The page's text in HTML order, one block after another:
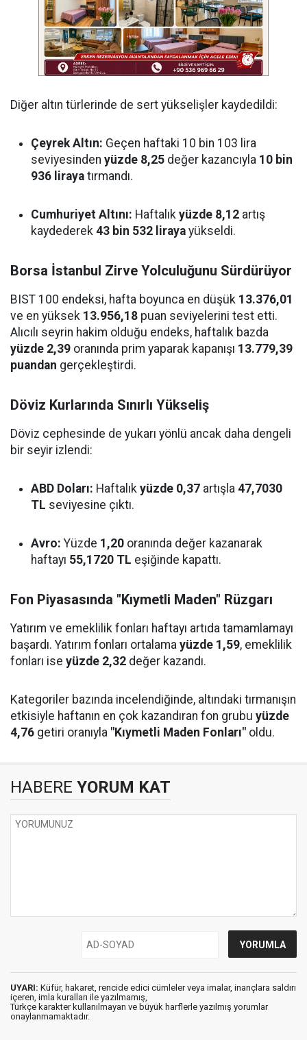
Diğer altın türlerinde de sert yükselişler kaydedildi:
Çeyrek Altın: Geçen haftaki 10 bin 103 lira
seviyesinden yüzde 8,25 değer kazancıyla 10 bin
936 liraya tırmandı.
Cumhuriyet Altını: Haftalık yüzde 8,12 artış
kaydederek 43 bin 532 liraya yükseldi.
Borsa İstanbul Zirve Yolculuğunu Sürdürüyor
BIST 100 endeksi, hafta boyunca en düşük 13.376,01
ve en yüksek 13.956,18 puan seviyelerini test etti.
Alıcılı seyrin hakim olduğu endeks, haftalık bazda
yüzde 2,39 oranında prim yaparak kapanışı 13.779,39
puandan gerçekleştirdi.
Döviz Kurlarında Sınırlı Yükseliş
Döviz cephesinde de yukarı yönlü ancak daha dengeli
bir seyir izlendi:
ABD Doları: Haftalık yüzde 0,37 artışla 47,7030
TL seviyesine çıktı.
Avro: Yüzde 1,20 oranında değer kazanarak
haftayı 55,1720 TL eşiğinde kapattı.
Fon Piyasasında "Kıymetli Maden" Rüzgarı
Yatırım ve emeklilik fonları haftayı artıda tamamlamayı
başardı. Yatırım fonları ortalama yüzde 1,59, emeklilik
fonları ise yüzde 2,32 değer kazandı.
Kategoriler bazında incelendiğinde, altındaki tırmanışın
etkisiyle haftanın en çok kazandıran fon grubu yüzde
4,76 getiri oranıyla "Kıymetli Maden Fonları" oldu.
HABERE YORUM KAT
UYARI: Küfür, hakaret, rencide edici cümleler veya imalar, inançlara saldırı
içeren, imla kuralları ile yazılmamış,
Türkçe karakter kullanılmayan ve büyük harflerle yazılmış yorumlar
onaylanmamaktadır.